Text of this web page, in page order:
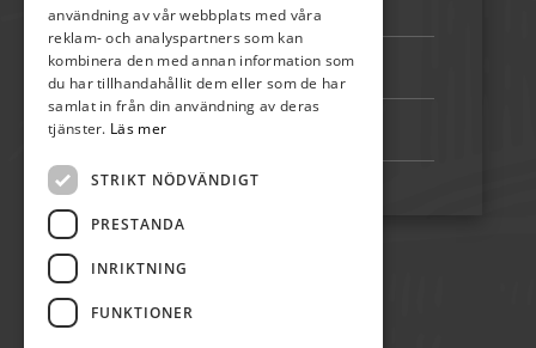
072-507 80 50
Bankgiro: 5192-4348
Swish: 123 222 02 67
användning av vår webbplats med våra
reklam- och analyspartners som kan
kombinera den med annan information som
du har tillhandahållit dem eller som de har
samlat in från din användning av deras
tjänster. Läs mer
STRIKT NÖDVÄNDIGT
PRESTANDA
INRIKTNING
FUNKTIONER